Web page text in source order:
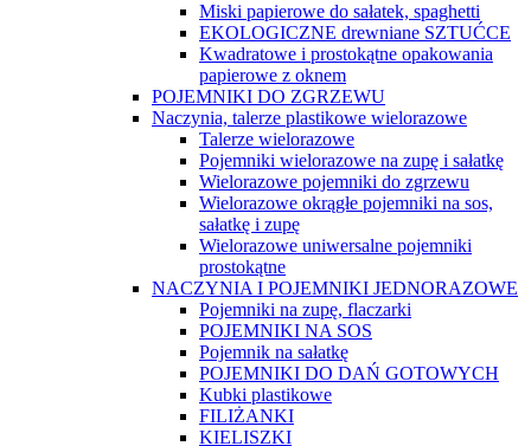
Miski papierowe do sałatek, spaghetti
EKOLOGICZNE drewniane SZTUĆCE
Kwadratowe i prostokątne opakowania
papierowe z oknem
POJEMNIKI DO ZGRZEWU
Naczynia, talerze plastikowe wielorazowe
Talerze wielorazowe
Pojemniki wielorazowe na zupę i sałatkę
Wielorazowe pojemniki do zgrzewu
Wielorazowe okrągłe pojemniki na sos,
sałatkę i zupę
Wielorazowe uniwersalne pojemniki
prostokątne
NACZYNIA I POJEMNIKI JEDNORAZOWE
Pojemniki na zupę, flaczarki
POJEMNIKI NA SOS
Pojemnik na sałatkę
POJEMNIKI DO DAŃ GOTOWYCH
Kubki plastikowe
FILIŻANKI
KIELISZKI